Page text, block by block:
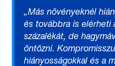
„Más növényeknél
és továbbra is elérheti
százalékát, de
öntözni.
hiányosságokkal és a